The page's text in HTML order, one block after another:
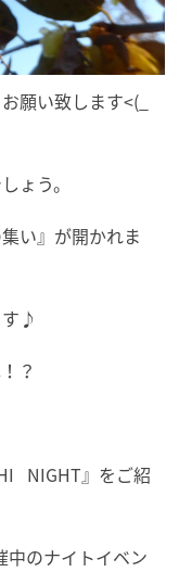
願い致します<(_
ょう。
い』が開かれま
す♪
？
NIGHT』をご紹
中のナイトイベン